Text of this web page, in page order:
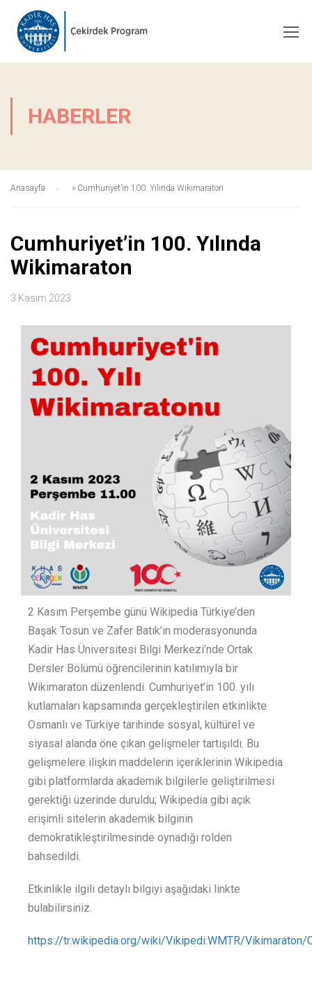
HABERLER
Anasayfa » Cumhuriyet’in 100. Yılında Wikimaraton
Cumhuriyet’in 100. Yılında
Wikimaraton
3 Kasım 2023
2 Kasım Perşembe günü Wikipedia Türkiye’den
Başak Tosun ve Zafer Batık’ın moderasyonunda
Kadir Has Üniversitesi Bilgi Merkezi’nde Ortak
Dersler Bölümü öğrencilerinin katılımıyla bir
Wikimaraton düzenlendi. Cumhuriyet’in 100. yılı
kutlamaları kapsamında gerçekleştirilen etkinlikte
Osmanlı ve Türkiye tarihinde sosyal, kültürel ve
siyasal alanda öne çıkan gelişmeler tartışıldı. Bu
gelişmelere ilişkin maddelerin içeriklerinin Wikipedia
gibi platformlarda akademik bilgilerle geliştirilmesi
gerektiği üzerinde duruldu; Wikipedia gibi açık
erişimli sitelerin akademik bilginin
demokratikleştirilmesinde oynadığı rolden
bahsedildi.
Etkinlikle ilgili detaylı bilgiyi aşağıdaki linkte
bulabilirsiniz.
https://tr.wikipedia.org/wiki/Vikipedi:WMTR/Vikimaraton/